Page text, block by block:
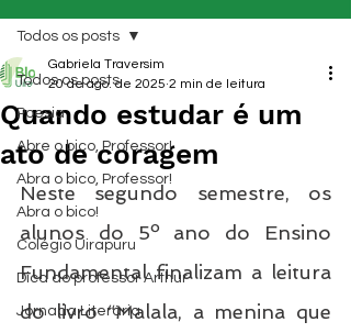
Todos os posts
Poesia
Abre o bico, Professor!
Abra o bico, Professor!
Abra o bico!
Colégio Uirapuru
Dica do professor Arthur
Jornada Literária
Todos os posts
Quando estudar é um
ato de coragem
Gabriela Traversim
20 de ago. de 2025 2 min de leitura
Neste segundo semestre, os
alunos do 5º ano do Ensino
Fundamental finalizam a leitura
do livro “Malala, a menina que